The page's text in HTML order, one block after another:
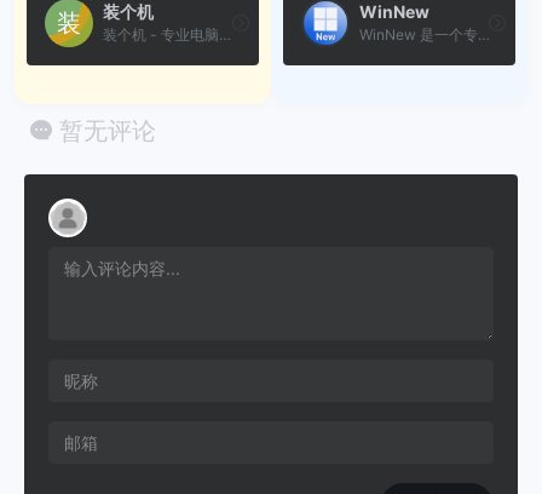
装个机
装个机 - 专业电脑重装系统指...
WinNew
WinNew 是一个专注于提供从微...
暂无评论